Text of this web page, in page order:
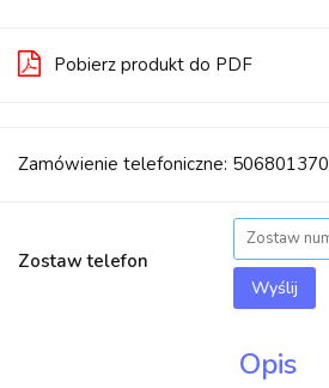
Pobierz produkt do PDF
Zamówienie telefoniczne: 506801370
Zostaw telefon
Wyślij
Opis